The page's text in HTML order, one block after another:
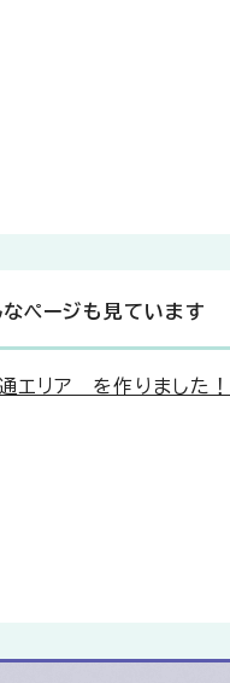
ページも見ています
エリア を作りました！